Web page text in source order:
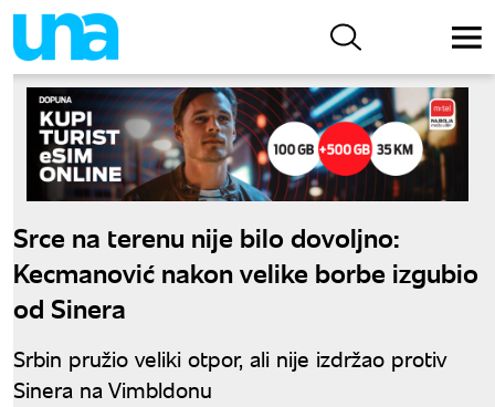
Srce na terenu nije bilo dovoljno:
Kecmanović nakon velike borbe izgubio
od Sinera
Srbin pružio veliki otpor, ali nije izdržao protiv
Sinera na Vimbldonu